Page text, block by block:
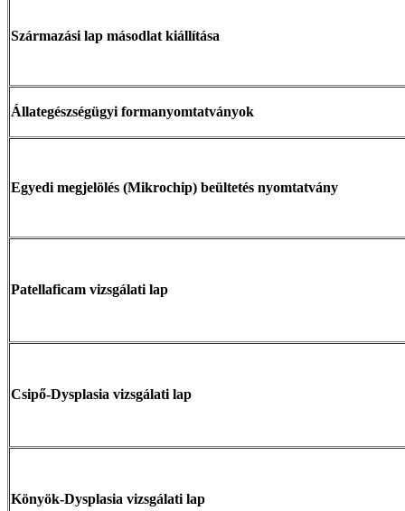
Származási lap másodlat kiállítása
Állategészségügyi formanyomtatványok
Egyedi megjelölés (Mikrochip) beültetés nyomtatvány
Patellaficam vizsgálati lap
Csipő-Dysplasia vizsgálati lap
Könyök-Dysplasia vizsgálati lap